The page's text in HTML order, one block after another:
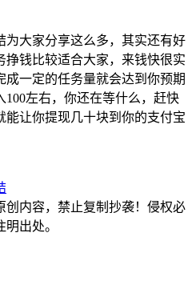
为大家分享这么多，其实还有好
挣钱比较适合大家，来钱快很实
一定的任务量就会达到你预期
左右，你还在等什么，赶快
让你提现几十块到你的支付宝
创内容，禁止复制抄袭！侵权必
出处。